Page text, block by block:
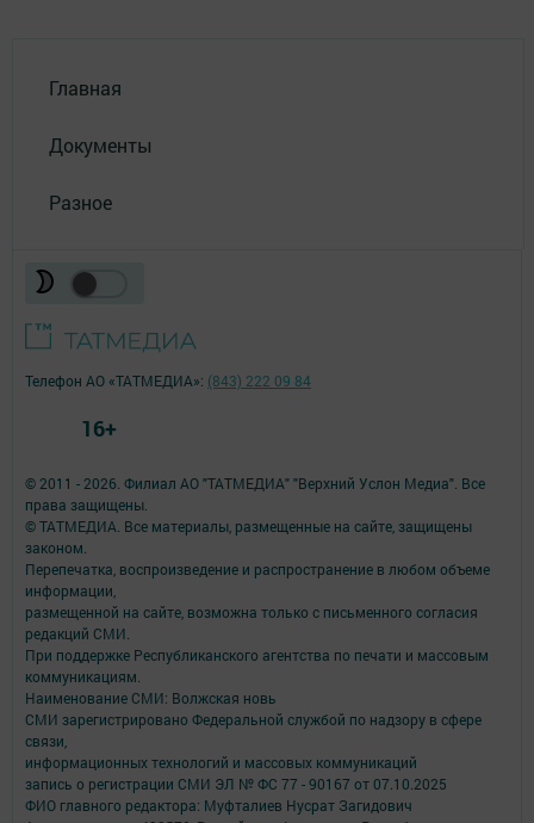
Главная
Документы
Разное
© 2011 - 2026. Филиал АО "ТАТМЕДИА" "Верхний Услон Медиа". Все
права защищены.
© ТАТМЕДИА. Все материалы, размещенные на сайте, защищены
законом.
Перепечатка, воспроизведение и распространение в любом объеме
информации,
размещенной на сайте, возможна только с письменного согласия
редакций СМИ.
При поддержке Республиканского агентства по печати и массовым
коммуникациям.
Наименование СМИ: Волжская новь
СМИ зарегистрировано Федеральной службой по надзору в сфере
связи,
информационных технологий и массовых коммуникаций
запись о регистрации СМИ ЭЛ № ФС 77 - 90167 от 07.10.2025
ФИО главного редактора: Муфталиев Нусрат Загидович
Телефон АО «ТАТМЕДИА»: (843) 222 09 84
16+